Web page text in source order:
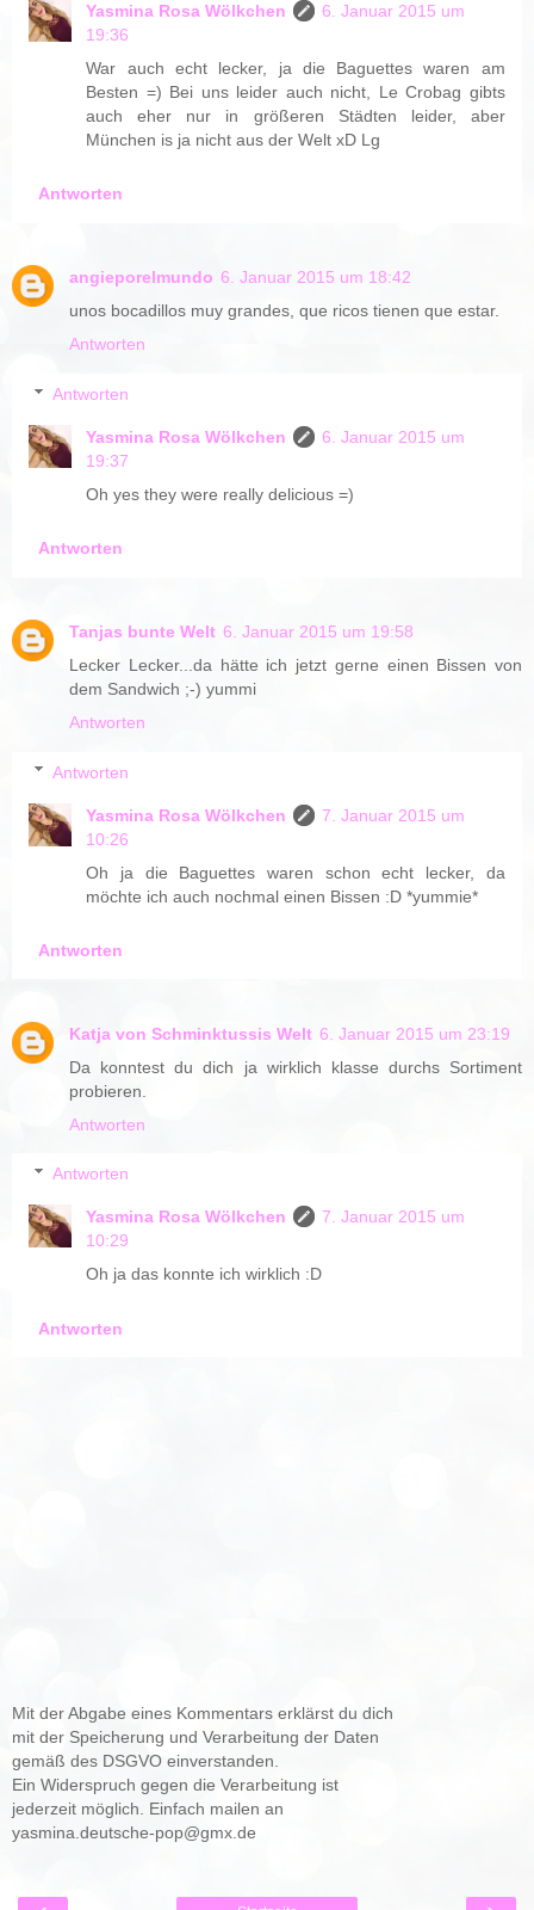
Yasmina Rosa Wölkchen
6. Januar 2015 um
19:36
War auch echt lecker, ja die Baguettes waren am
Besten =) Bei uns leider auch nicht, Le Crobag gibts
auch eher nur in größeren Städten leider, aber
München is ja nicht aus der Welt xD Lg
Antworten
angieporelmundo 6. Januar 2015 um 18:42
unos bocadillos muy grandes, que ricos tienen que estar.
Antworten
Antworten
Yasmina Rosa Wölkchen
6. Januar 2015 um
19:37
Oh yes they were really delicious =)
Antworten
Tanjas bunte Welt 6. Januar 2015 um 19:58
Lecker Lecker...da hätte ich jetzt gerne einen Bissen von
dem Sandwich ;-) yummi
Antworten
Antworten
Yasmina Rosa Wölkchen
7. Januar 2015 um
10:26
Oh ja die Baguettes waren schon echt lecker, da
möchte ich auch nochmal einen Bissen :D *yummie*
Antworten
Katja von Schminktussis Welt 6. Januar 2015 um 23:19
Da konntest du dich ja wirklich klasse durchs Sortiment
probieren.
Antworten
Antworten
Yasmina Rosa Wölkchen
7. Januar 2015 um
10:29
Oh ja das konnte ich wirklich :D
Antworten
Mit der Abgabe eines Kommentars erklärst du dich
mit der Speicherung und Verarbeitung der Daten
gemäß des DSGVO einverstanden.
Ein Widerspruch gegen die Verarbeitung ist
jederzeit möglich. Einfach mailen an
yasmina.deutsche-pop@gmx.de